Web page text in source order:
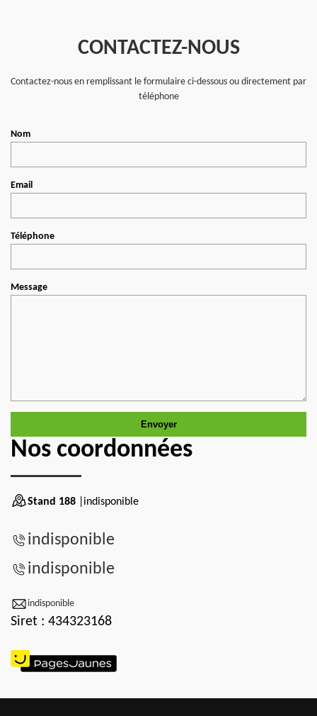
CONTACTEZ-NOUS
Contactez-nous en remplissant le formulaire ci-dessous ou directement par
téléphone
Nom
Email
Téléphone
Message
Nos coordonnées
Stand 188 |indisponible
indisponible
indisponible
indisponible
Siret : 434323168